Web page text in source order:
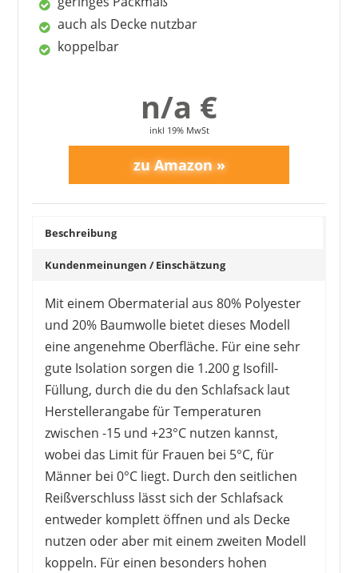
hält warm
auch als Decke nutzbar
koppelbar
n/a €
inkl 19% MwSt
Beschreibung
Kundenmeinungen / Einschätzung
Mit einem Obermaterial aus 80% Polyester
und 20% Baumwolle bietet dieses Modell
eine angenehme Oberfläche. Für eine sehr
gute Isolation sorgen die 1.200 g Isofill-
Füllung, durch die du den Schlafsack laut
Herstellerangabe für Temperaturen
zwischen -15 und +23°C nutzen kannst,
wobei das Limit für Frauen bei 5°C, für
Männer bei 0°C liegt. Durch den seitlichen
Reißverschluss lässt sich der Schlafsack
entweder komplett öffnen und als Decke
nutzen oder aber mit einem zweiten Modell
koppeln. Für einen besonders hohen